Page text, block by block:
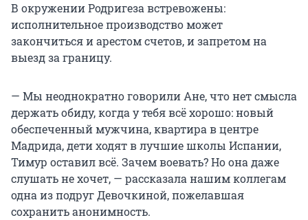
В окружении Родригеза встревожены:
исполнительное производство может
закончиться и арестом счетов, и запретом на
выезд за границу.
— Мы неоднократно говорили Ане, что нет смысла
держать обиду, когда у тебя всё хорошо: новый
обеспеченный мужчина, квартира в центре
Мадрида, дети ходят в лучшие школы Испании,
Тимур оставил всё. Зачем воевать? Но она даже
слушать не хочет, — рассказала нашим коллегам
одна из подруг Девочкиной, пожелавшая
сохранить анонимность.